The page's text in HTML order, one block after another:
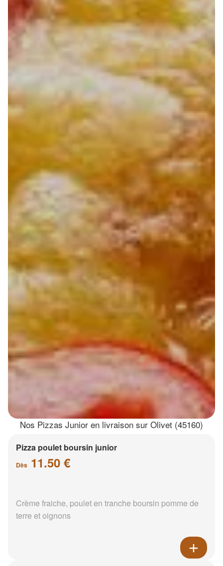
Nos Pizzas Junior en livraison sur Olivet (45160)
Pizza poulet boursin junior
Dès 11.50 €
Crème fraiche, poulet en tranche boursin pomme de
terre et oignons